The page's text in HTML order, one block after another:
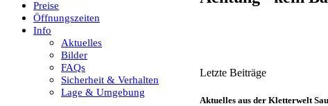
Preise
Öffnungszeiten
Info
Aktuelles
Bilder
FAQs
Sicherheit & Verhalten
Lage & Umgebung
Letzte Beiträge
Aktuelles aus der Kletterwelt